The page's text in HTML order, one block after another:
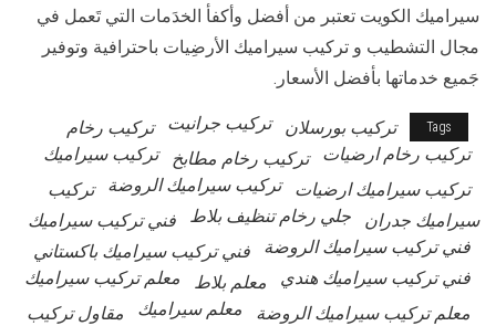
سيراميك الكويت تعتبر من أفضل وأكفأ الخدَمات التي تَعمل في
مجال التشطيب و تركيب سيراميك الأرضِيات باحترافية وتوفير
جَميع خدماتها بأفضل الأسعار.
Tags تركيب بورسلان تركيب جرانيت
تركيب رخام
تركيب رخام ارضيات
تركيب رخام مطابخ
تركيب سيراميك
تركيب سيراميك ارضيات
تركيب سيراميك الروضة
تركيب
سيراميك جدران
جلي رخام تنظيف بلاط
فني تركيب سيراميك
فني تركيب سيراميك الروضة
فني تركيب سيراميك باكستاني
فني تركيب سيراميك هندي
معلم بلاط
معلم تركيب سيراميك
معلم تركيب سيراميك الروضة
معلم سيراميك مقاول تركيب